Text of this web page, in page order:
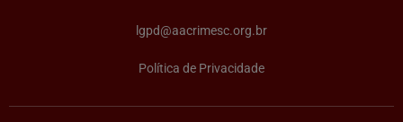
lgpd@aacrimesc.org.br
Política de Privacidade